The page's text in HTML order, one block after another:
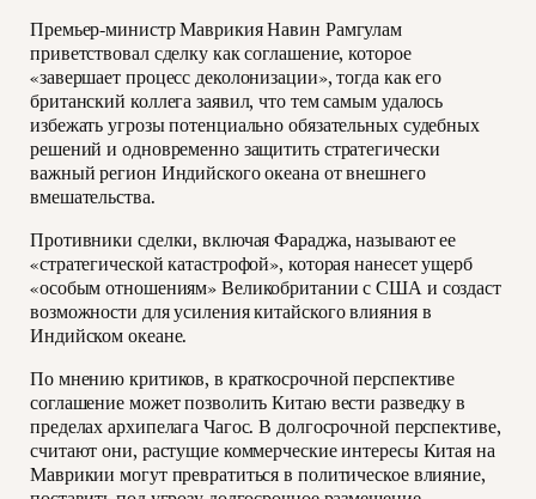
Премьер-министр Маврикия Навин Рамгулам
приветствовал сделку как соглашение, которое
«завершает процесс деколонизации», тогда как его
британский коллега заявил, что тем самым удалось
избежать угрозы потенциально обязательных судебных
решений и одновременно защитить стратегически
важный регион Индийского океана от внешнего
вмешательства.
Противники сделки, включая Фараджа, называют ее
«стратегической катастрофой», которая нанесет ущерб
«особым отношениям» Великобритании с США и создаст
возможности для усиления китайского влияния в
Индийском океане.
По мнению критиков, в краткосрочной перспективе
соглашение может позволить Китаю вести разведку в
пределах архипелага Чагос. В долгосрочной перспективе,
считают они, растущие коммерческие интересы Китая на
Маврикии могут превратиться в политическое влияние,